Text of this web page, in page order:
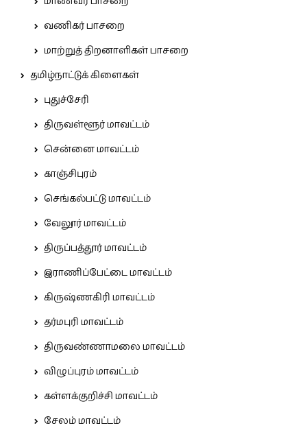
வணிகர் பாசறை
மாற்றுத் திறனாளிகள் பாசறை
தமிழ்நாட்டுக் கிளைகள்
புதுச்சேரி
திருவள்ளூர் மாவட்டம்
சென்னை மாவட்டம்
காஞ்சிபுரம்
செங்கல்பட்டு மாவட்டம்
வேலூர் மாவட்டம்
திருப்பத்தூர் மாவட்டம்
இராணிப்பேட்டை மாவட்டம்
கிருஷ்ணகிரி மாவட்டம்
தர்மபுரி மாவட்டம்
திருவண்ணாமலை மாவட்டம்
விழுப்புரம் மாவட்டம்
கள்ளக்குறிச்சி மாவட்டம்
சேலம் மாவட்டம்